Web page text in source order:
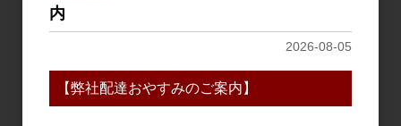
日本酒 日本酒
内
2026-08-05
【弊社配達おやすみのご案内】